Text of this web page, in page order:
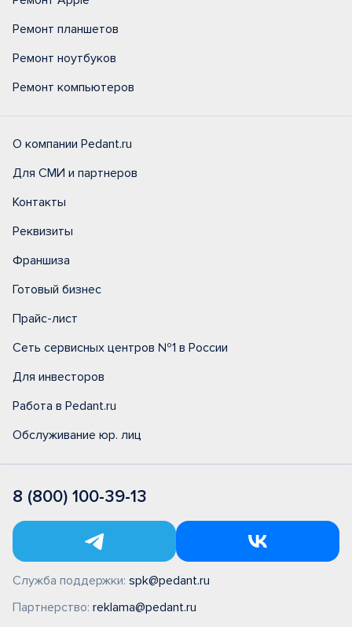
Ремонт планшетов
Ремонт ноутбуков
Ремонт компьютеров
О компании Pedant.ru
Для СМИ и партнеров
Контакты
Реквизиты
Франшиза
Готовый бизнес
Прайс-лист
Сеть сервисных центров №1 в России
Для инвесторов
Работа в Pedant.ru
Обслуживание юр. лиц
8 (800) 100-39-13
Служба поддержки: spk@pedant.ru
Партнерство: reklama@pedant.ru